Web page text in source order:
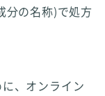
分の名称)で処方
、オンライン